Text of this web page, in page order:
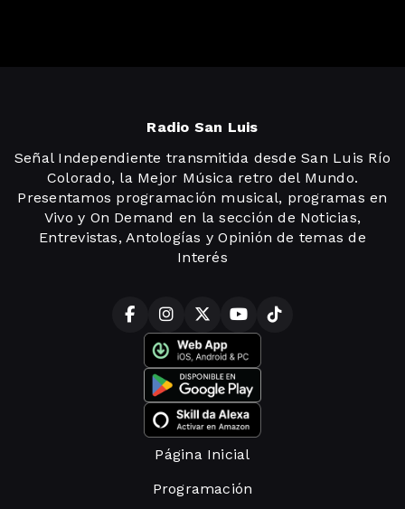
Radio San Luis
Señal Independiente transmitida desde San Luis Río
Colorado, la Mejor Música retro del Mundo.
Presentamos programación musical, programas en
Vivo y On Demand en la sección de Noticias,
Entrevistas, Antologías y Opinión de temas de
Interés
Página Inicial
Programación